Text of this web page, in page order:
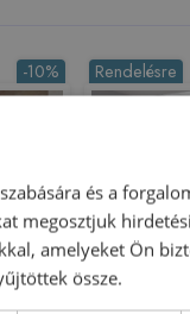
-10%
Újdonság
Rendelésre
és a
megosztjuk
amelyeket Ön
össze.